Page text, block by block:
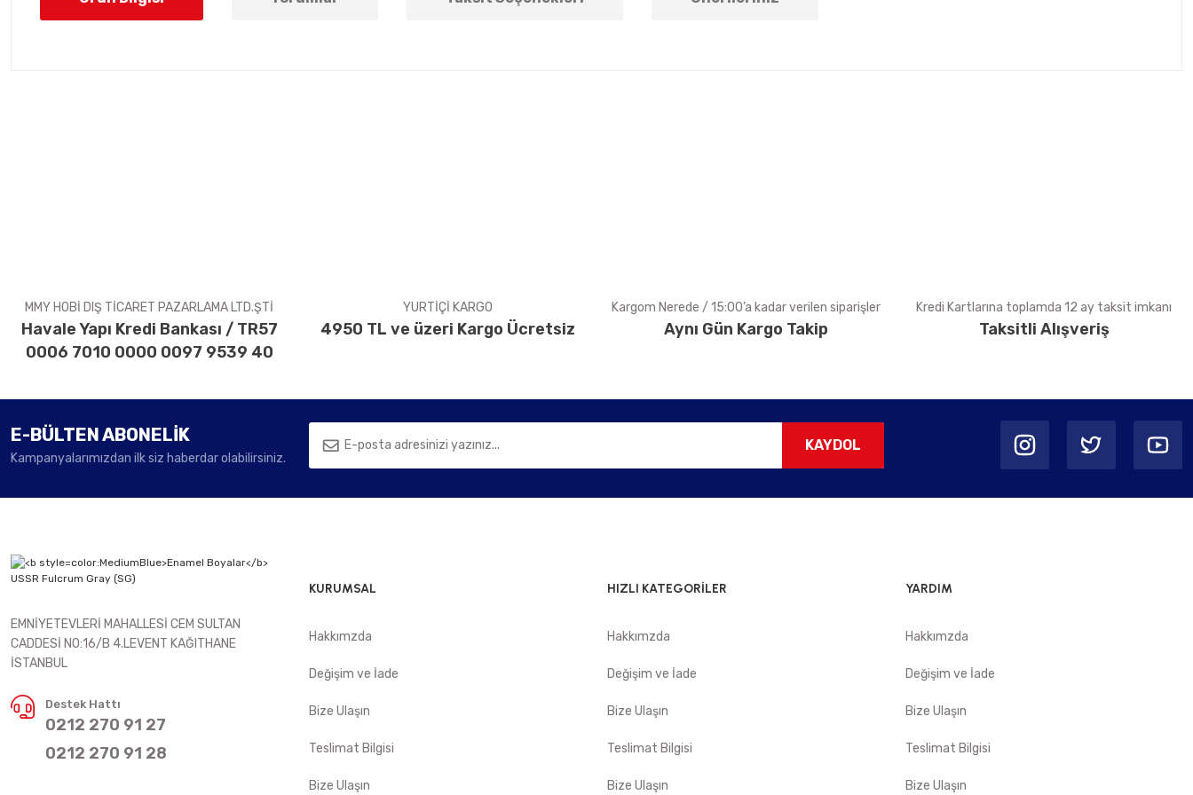
MMY HOBİ DIŞ TİCARET PAZARLAMA LTD.ŞTİ
Havale Yapı Kredi Bankası / TR57
0006 7010 0000 0097 9539 40
YURTİÇİ KARGO
4950 TL ve üzeri Kargo Ücretsiz
Kargom Nerede / 15:00’a kadar verilen siparişler
Aynı Gün Kargo Takip
Kredi Kartlarına toplamda 12 ay taksit imkanı
Taksitli Alışveriş
E-BÜLTEN ABONELİK
Kampanyalarımızdan ilk siz haberdar olabilirsiniz.
KAYDOL
EMNİYETEVLERİ MAHALLESİ CEM SULTAN
CADDESİ NO:16/B 4.LEVENT KAĞITHANE
İSTANBUL
Destek Hattı
0212 270 91 27
0212 270 91 28
KURUMSAL
Hakkımzda
Değişim ve İade
Bize Ulaşın
Teslimat Bilgisi
Bize Ulaşın
HIZLI KATEGORİLER
Hakkımzda
Değişim ve İade
Bize Ulaşın
Teslimat Bilgisi
Bize Ulaşın
YARDIM
Hakkımzda
Değişim ve İade
Bize Ulaşın
Teslimat Bilgisi
Bize Ulaşın